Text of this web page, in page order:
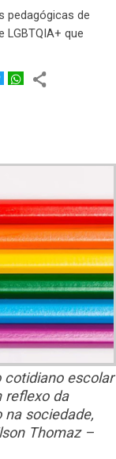
pedagógicas de
que
cotidiano escolar
reflexo da
na sociedade,
Thomaz –